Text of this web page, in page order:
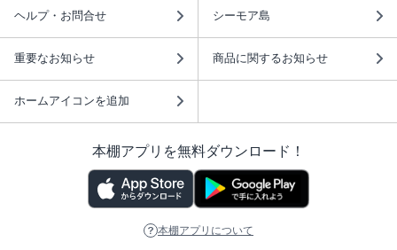
ヘルプ・お問合せ シーモア島
重要なお知らせ 商品に関するお知らせ
ホームアイコンを追加
本棚アプリを無料ダウンロード！
本棚アプリについて